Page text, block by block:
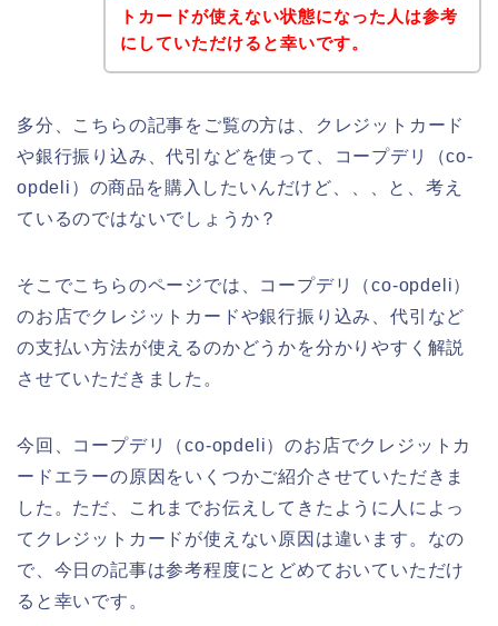
トカードが使えない状態になった人は参考
にしていただけると幸いです。
多分、こちらの記事をご覧の方は、クレジットカード
や銀行振り込み、代引などを使って、コープデリ（co-
opdeli）の商品を購入したいんだけど、、、と、考え
ているのではないでしょうか？
そこでこちらのページでは、コープデリ（co-opdeli）
のお店でクレジットカードや銀行振り込み、代引など
の支払い方法が使えるのかどうかを分かりやすく解説
させていただきました。
今回、コープデリ（co-opdeli）のお店でクレジットカ
ードエラーの原因をいくつかご紹介させていただきま
した。ただ、これまでお伝えしてきたように人によっ
てクレジットカードが使えない原因は違います。なの
で、今日の記事は参考程度にとどめておいていただけ
ると幸いです。